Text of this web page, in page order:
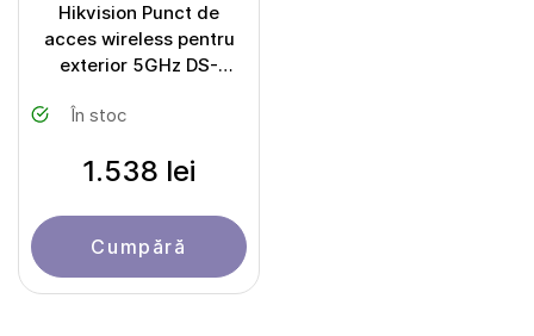
Hikvision Punct de
acces wireless pentru
exterior 5GHz DS-
În stoc
1.538 lei
Cumpără